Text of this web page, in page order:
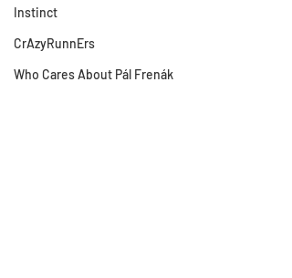
Instinct
CrAzyRunnErs
Who Cares About Pál Frenák